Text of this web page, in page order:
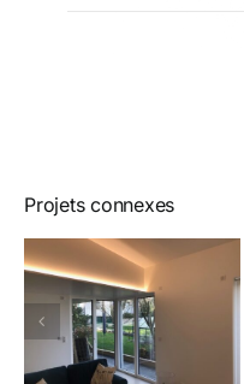
Projets connexes
Extension
maison